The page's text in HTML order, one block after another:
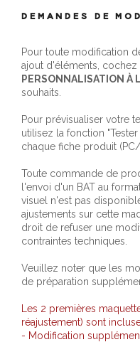
DEMANDES DE
Pour toute modification
ajout d'éléments, cochez
PERSONNALISATION À
souhaits.
Pour prévisualiser votre
utilisez la fonction
chaque fiche produit
Toute commande de
l'envoi d'un BAT au
visuel n'est pas
ajustements sur cette
droit de refuser une
contraintes techniques.
Veuillez noter que les
de préparation
Les 2 premières
réajustement) sont
- Modification